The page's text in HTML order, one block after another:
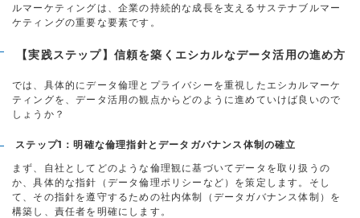
ルマーケティングは、企業の持続的な成長を支えるサステナブルマー
ケティングの重要な要素です。
【実践ステップ】信頼を築くエシカルなデータ活用の進め方
では、具体的にデータ倫理とプライバシーを重視したエシカルマーケ
ティングを、データ活用の観点からどのように進めていけば良いので
しょうか？
ステップ1：明確な倫理指針とデータガバナンス体制の確立
まず、自社としてどのような倫理観に基づいてデータを取り扱うの
か、具体的な指針（データ倫理ポリシーなど）を策定します。そし
て、その指針を遵守するための社内体制（データガバナンス体制）を
構築し、責任者を明確にします。